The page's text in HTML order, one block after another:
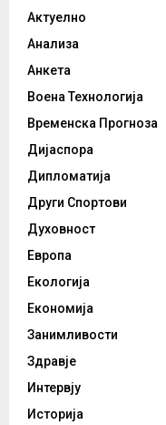
Актуелно
Анализа
Анкета
Воена Технологија
Временска Прогноза
Дијаспора
Дипломатија
Други Спортови
Духовност
Европа
Екологија
Економија
Занимливости
Здравје
Интервју
Историја